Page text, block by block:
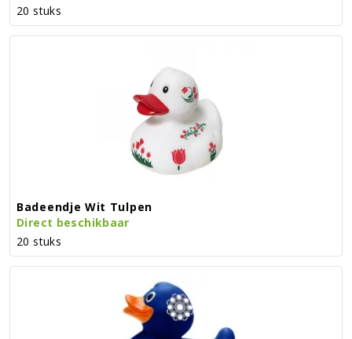
20 stuks
Badeendje Wit Tulpen
Direct beschikbaar
20 stuks